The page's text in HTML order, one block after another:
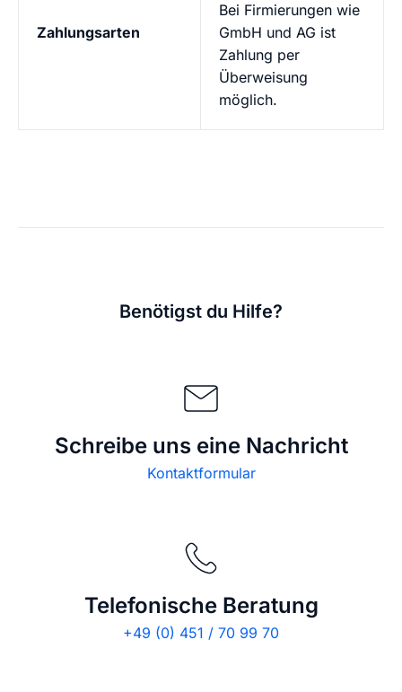
Zahlungsarten
Bei Firmierungen wie
GmbH und AG ist
Zahlung per
Überweisung
möglich.
Benötigst du Hilfe?
Schreibe uns eine Nachricht
Kontaktformular
Telefonische Beratung
+49 (0) 451 / 70 99 70